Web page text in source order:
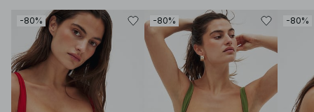
-80% -80% -80%